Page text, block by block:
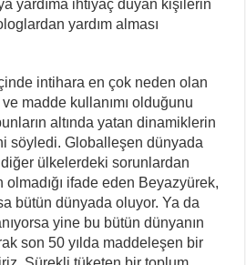
yardıma ihtiyaç duyan kişilerin
yardım alması
intihara en çok neden olan
madde kullanımı olduğunu
altında yatan dinamiklerin
söyledi. Globalleşen dünyada
diğer ülkelerdeki sorunlardan
olmadığı ifade eden Beyazyürek,
bütün dünyada oluyor. Ya da
yine bu bütün dünyanın
son 50 yılda maddeleşen bir